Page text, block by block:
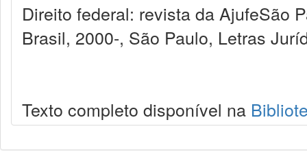
Direito federal: revista da AjufeSão
Brasil, 2000-, São Paulo, Letras
Texto completo disponível na